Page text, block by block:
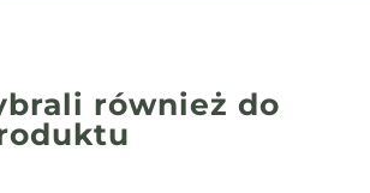
również do